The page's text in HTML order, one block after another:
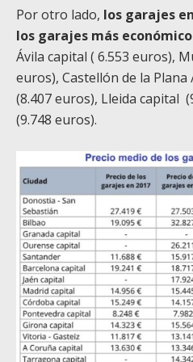
Por otro lado, los garajes
los garajes más
Ávila capital ( 6.553 euros),
euros), Castellón de la Plana
(8.407 euros), Lleida capital
(9.748 euros).